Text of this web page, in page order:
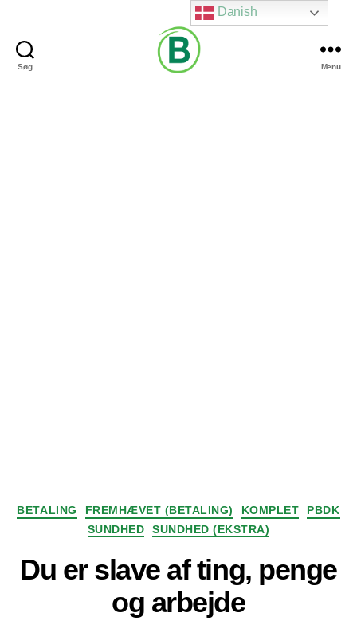
Søg Menu
Kategorier
BETALING FREMHÆVET (BETALING) KOMPLET
PBDK
SUNDHED
SUNDHED (EKSTRA)
Du er slave af ting, penge
og arbejde
Danish